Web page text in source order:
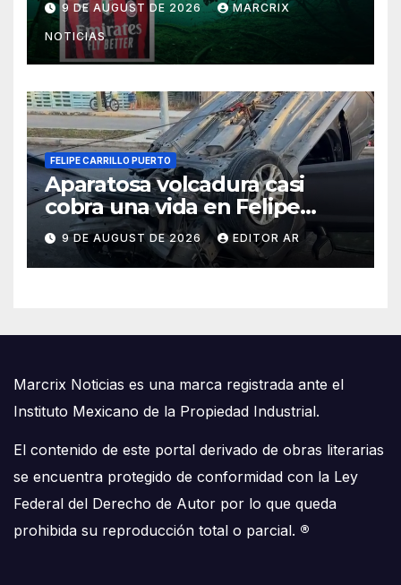
9 DE AUGUST DE 2026 MARCRIX
NOTICIAS
FELIPE CARRILLO PUERTO
Aparatosa volcadura casi
cobra una vida en Felipe
Carrillo Puerto
9 DE AUGUST DE 2026 EDITOR AR
Marcrix Noticias es una marca registrada ante el
Instituto Mexicano de la Propiedad Industrial.
El contenido de este portal derivado de obras literarias
se encuentra protegido de conformidad con la Ley
Federal del Derecho de Autor por lo que queda
prohibida su reproducción total o parcial. ®